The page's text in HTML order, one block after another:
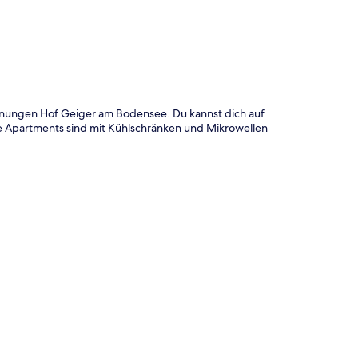
Hof Geiger am Bodensee. Du kannst dich auf
sind mit Kühlschränken und Mikrowellen